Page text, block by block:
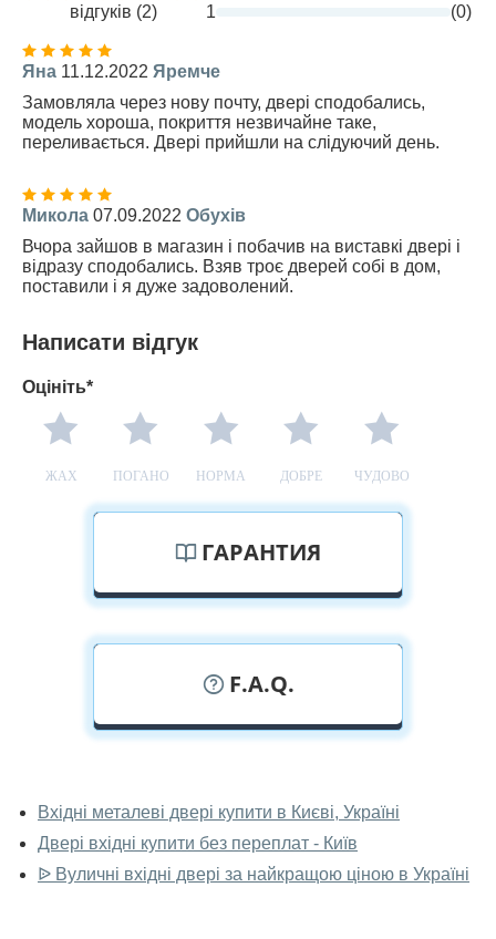
відгуків (2)
1
(0)
Яна 11.12.2022 Яремче
Замовляла через нову почту, двері сподобались,
модель хороша, покриття незвичайне таке,
переливається. Двері прийшли на слідуючий день.
Микола 07.09.2022 Обухів
Вчора зайшов в магазин і побачив на виставкі двері і
відразу сподобались. Взяв троє дверей собі в дом,
поставили і я дуже задоволений.
Написати відгук
Оцініть*
ЖАХ ПОГАНО НОРМА ДОБРЕ ЧУДОВО
ГАРАНТИЯ
F.A.Q.
наживо?
Так, можна подивитися двері вхідні у нашому
фірмовому салоні-магазині.
Вхідні металеві двері купити в Києві, Україні
Двері вхідні купити без переплат - Київ
ᐉ Вуличні вхідні двері за найкращою ціною в Україні